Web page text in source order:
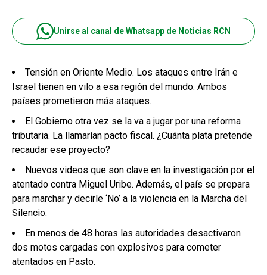
Unirse al canal de Whatsapp de Noticias RCN
Tensión en Oriente Medio. Los ataques entre Irán e
Israel tienen en vilo a esa región del mundo. Ambos
países prometieron más ataques.
El Gobierno otra vez se la va a jugar por una reforma
tributaria. La llamarían pacto fiscal. ¿Cuánta plata pretende
recaudar ese proyecto?
Nuevos videos que son clave en la investigación por el
atentado contra Miguel Uribe. Además, el país se prepara
para marchar y decirle ‘No’ a la violencia en la Marcha del
Silencio.
En menos de 48 horas las autoridades desactivaron
dos motos cargadas con explosivos para cometer
atentados en Pasto.